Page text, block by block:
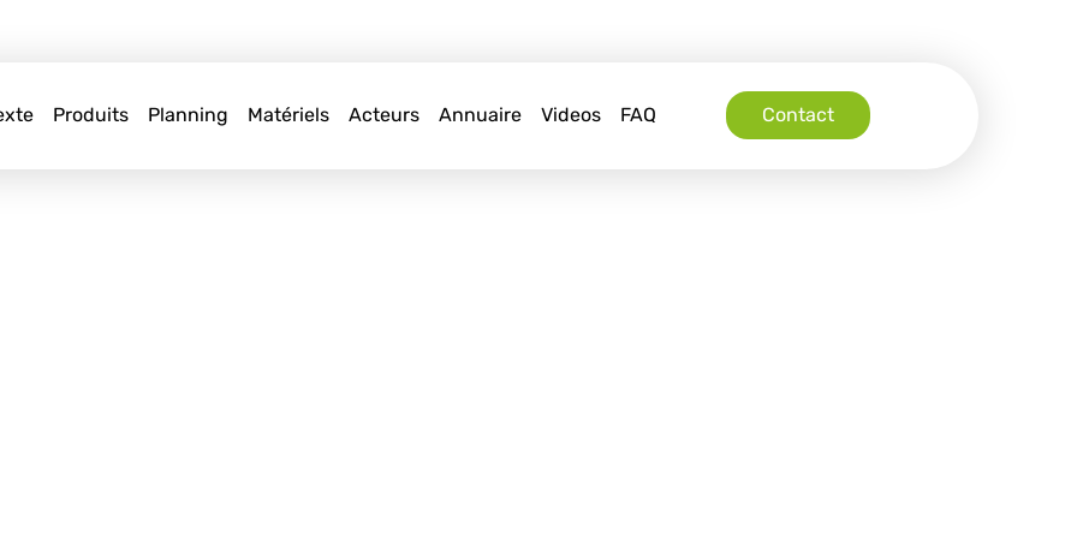
Produits Planning Matériels Acteurs Annuaire Videos FAQ Contact